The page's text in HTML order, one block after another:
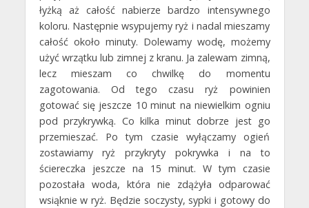
łyżką aż całość nabierze bardzo intensywnego
koloru. Następnie wsypujemy ryż i nadal mieszamy
całość około minuty. Dolewamy wodę, możemy
użyć wrzątku lub zimnej z kranu. Ja zalewam zimną,
lecz mieszam co chwilkę do momentu
zagotowania. Od tego czasu ryż powinien
gotować się jeszcze 10 minut na niewielkim ogniu
pod przykrywką. Co kilka minut dobrze jest go
przemieszać. Po tym czasie wyłączamy ogień
zostawiamy ryż przykryty pokrywka i na to
ściereczka jeszcze na 15 minut. W tym czasie
pozostała woda, która nie zdążyła odparować
wsiąknie w ryż. Będzie soczysty, sypki i gotowy do